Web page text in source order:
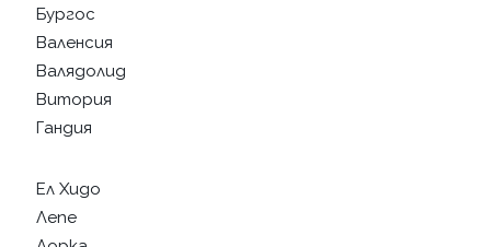
Бургос
Валенсия
Валядолид
Витория
Гандия
Ел Хидо
Лепе